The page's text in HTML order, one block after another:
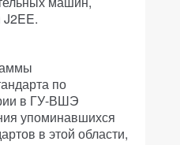
по
в ГУ-ВШЭ
упоминавшихся
в этой области,